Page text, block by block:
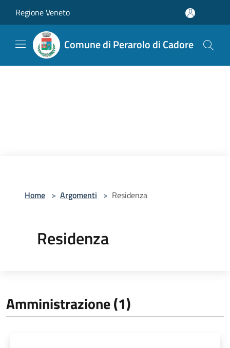
Regione Veneto
Comune di Perarolo di Cadore
Home > Argomenti > Residenza
Residenza
Amministrazione (1)